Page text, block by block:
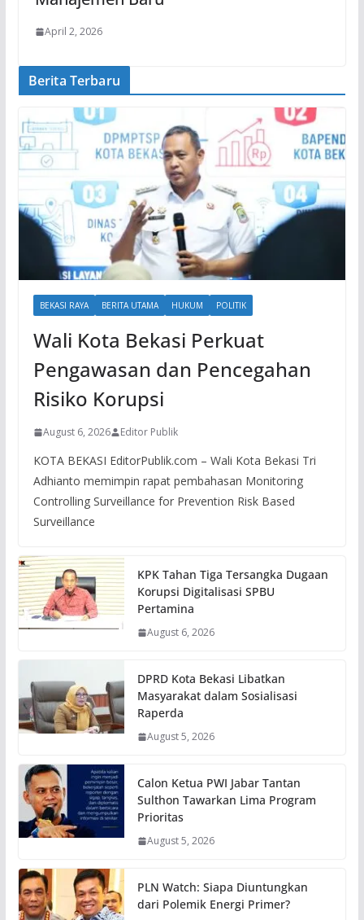
April 2, 2026
Berita Terbaru
BEKASI RAYA BERITA UTAMA HUKUM POLITIK
Wali Kota Bekasi Perkuat
Pengawasan dan Pencegahan
Risiko Korupsi
August 6, 2026 Editor Publik
KOTA BEKASI EditorPublik.com – Wali Kota Bekasi Tri
Adhianto memimpin rapat pembahasan Monitoring
Controlling Surveillance for Prevention Risk Based
Surveillance
KPK Tahan Tiga Tersangka Dugaan
Korupsi Digitalisasi SPBU
Pertamina
August 6, 2026
DPRD Kota Bekasi Libatkan
Masyarakat dalam Sosialisasi
Raperda
August 5, 2026
Calon Ketua PWI Jabar Tantan
Sulthon Tawarkan Lima Program
Prioritas
August 5, 2026
PLN Watch: Siapa Diuntungkan
dari Polemik Energi Primer?